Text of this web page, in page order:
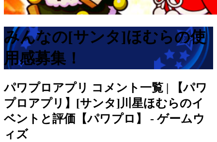
みんなの[サンタ]ほむらの使
用感募集！
パワプロアプリ コメント一覧 | 【パワ
プロアプリ】[サンタ]川星ほむらのイ
ベントと評価【パワプロ】 - ゲームウ
ィズ